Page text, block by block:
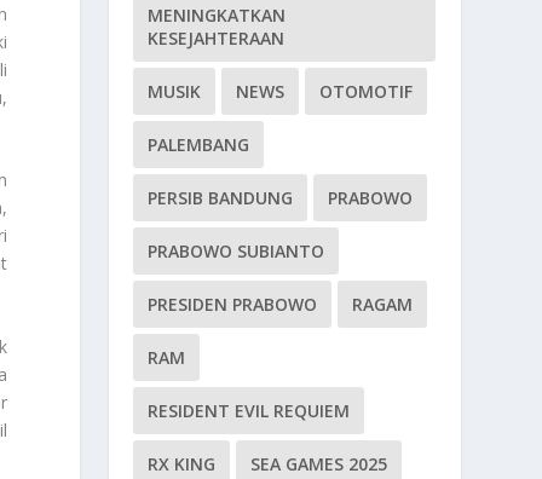
MENINGKATKAN
KESEJAHTERAAN
MUSIK NEWS OTOMOTIF
PALEMBANG
PERSIB BANDUNG PRABOWO
PRABOWO SUBIANTO
PRESIDEN PRABOWO RAGAM
RAM
RESIDENT EVIL REQUIEM
RX KING SEA GAMES 2025